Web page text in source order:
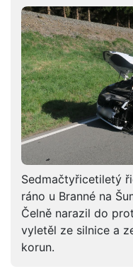
Sedmačtyřicetiletý
ráno u Branné na
Čelně narazil do
vyletěl ze silnice a
korun.